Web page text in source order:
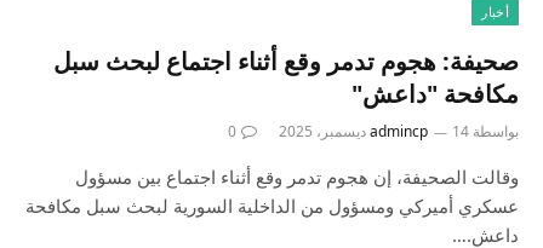
أخبار
صحيفة: هجوم تدمر وقع أثناء اجتماع لبحث سبل
مكافحة "داعش"
بواسطة admincp 14 ديسمبر، 2025 0
وقالت الصحيفة، إن هجوم تدمر وقع أثناء اجتماع بين مسؤول
عسكري أميركي ومسؤول من الداخلية السورية لبحث سبل مكافحة
داعش.…